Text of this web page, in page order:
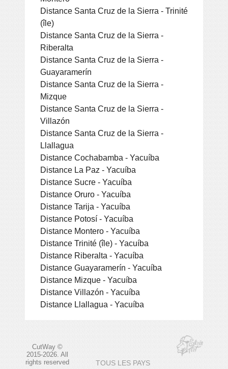
Distance Santa Cruz de la Sierra - Trinité
(île)
Distance Santa Cruz de la Sierra -
Riberalta
Distance Santa Cruz de la Sierra -
Guayaramerín
Distance Santa Cruz de la Sierra -
Mizque
Distance Santa Cruz de la Sierra -
Villazón
Distance Santa Cruz de la Sierra -
Llallagua
Distance Cochabamba - Yacuíba
Distance La Paz - Yacuíba
Distance Sucre - Yacuíba
Distance Oruro - Yacuíba
Distance Tarija - Yacuíba
Distance Potosí - Yacuíba
Distance Montero - Yacuíba
Distance Trinité (île) - Yacuíba
Distance Riberalta - Yacuíba
Distance Guayaramerín - Yacuíba
Distance Mizque - Yacuíba
Distance Villazón - Yacuíba
Distance Llallagua - Yacuíba
CutWay ©
2015-2026. All
rights reserved
TOUS LES PAYS